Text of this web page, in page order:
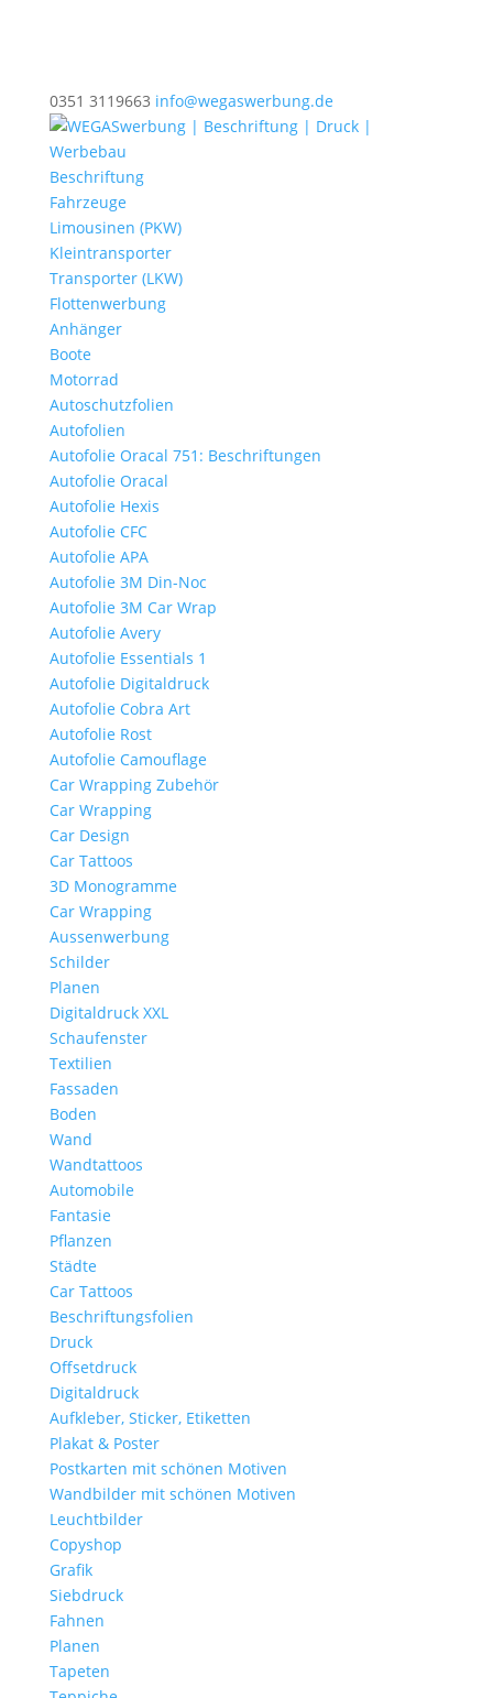
0351 3119663 info@wegaswerbung.de
Beschriftung
Fahrzeuge
Limousinen (PKW)
Kleintransporter
Transporter (LKW)
Flottenwerbung
Anhänger
Boote
Motorrad
Autoschutzfolien
Autofolien
Autofolie Oracal 751: Beschriftungen
Autofolie Oracal
Autofolie Hexis
Autofolie CFC
Autofolie APA
Autofolie 3M Din-Noc
Autofolie 3M Car Wrap
Autofolie Avery
Autofolie Essentials 1
Autofolie Digitaldruck
Autofolie Cobra Art
Autofolie Rost
Autofolie Camouflage
Car Wrapping Zubehör
Car Wrapping
Car Design
Car Tattoos
3D Monogramme
Car Wrapping
Aussenwerbung
Schilder
Planen
Digitaldruck XXL
Schaufenster
Textilien
Fassaden
Boden
Wand
Wandtattoos
Automobile
Fantasie
Pflanzen
Städte
Car Tattoos
Beschriftungsfolien
Druck
Offsetdruck
Digitaldruck
Aufkleber, Sticker, Etiketten
Plakat & Poster
Postkarten mit schönen Motiven
Wandbilder mit schönen Motiven
Leuchtbilder
Copyshop
Grafik
Siebdruck
Fahnen
Planen
Tapeten